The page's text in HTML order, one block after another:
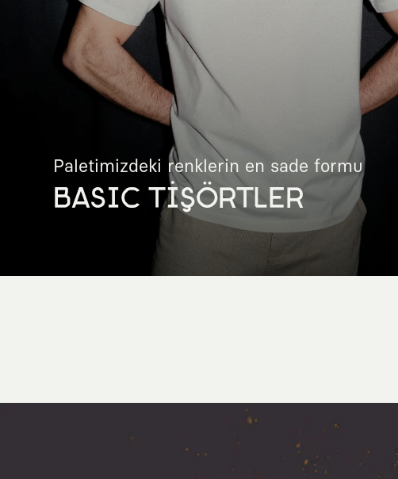
Paletimizdeki renklerin en sade formu
BASIC TİŞÖRTLER